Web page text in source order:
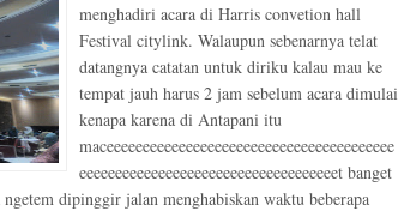
menghadiri acara di Harris convetion hall
Festival citylink. Walaupun sebenarnya telat
datangnya catatan untuk diriku kalau mau ke
tempat jauh harus 2 jam sebelum acara dimulai
kenapa karena di Antapani itu
maceeeeeeeeeeeeeeeeeeeeeeeeeeeeeeeeeeeeeeee
eeeeeeeeeeeeeeeeeeeeeeeeeeeeeeeeeeeet banget
dipinggir jalan menghabiskan waktu beberapa